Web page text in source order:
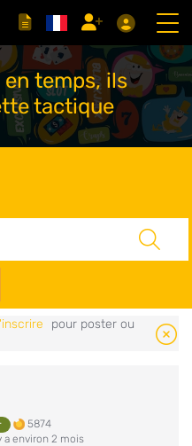
en temps, ils
tactique
pour poster ou
5874
a environ 2 mois